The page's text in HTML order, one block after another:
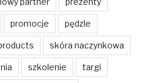
promocje pędzle
skóra naczynkowa
szkolenie targi